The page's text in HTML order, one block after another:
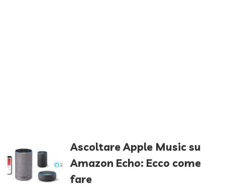
Ascoltare Apple Music su
Amazon Echo: Ecco come
fare